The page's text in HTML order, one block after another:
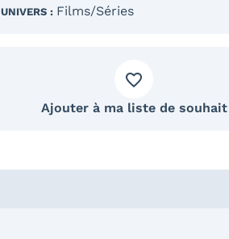
UNIVERS : Films/Séries
Ajouter à ma liste de souhait